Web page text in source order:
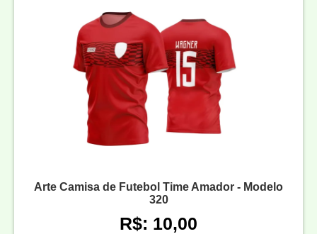
Arte Camisa de Futebol Time Amador - Modelo
320
R$: 10,00